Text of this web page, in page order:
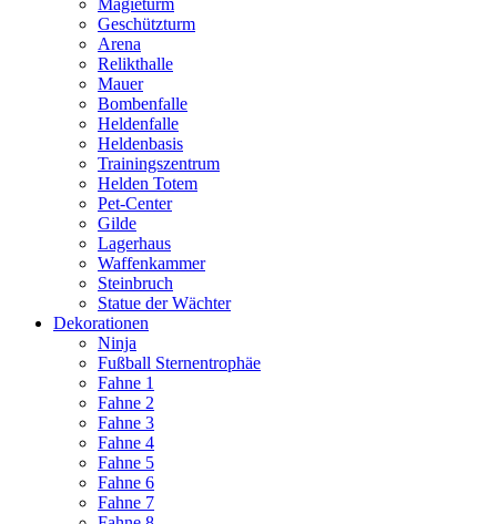
Magieturm
Geschützturm
Arena
Relikthalle
Mauer
Bombenfalle
Heldenfalle
Heldenbasis
Trainingszentrum
Helden Totem
Pet-Center
Gilde
Lagerhaus
Waffenkammer
Steinbruch
Statue der Wächter
Dekorationen
Ninja
Fußball Sternentrophäe
Fahne 1
Fahne 2
Fahne 3
Fahne 4
Fahne 5
Fahne 6
Fahne 7